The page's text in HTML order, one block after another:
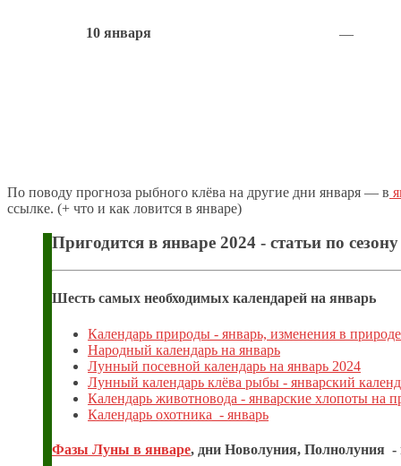
10 января —
По поводу прогноза рыбного клёва на другие дни января — в
ссылке. (+ что и как ловится в январе)
Пригодится в январе 2024 - статьи по сезону
Шесть самых необходимых календарей на январь
Календарь природы - январь, изменения в
Народный календарь на январь
Лунный посевной календарь на январь 2024
Лунный календарь клёва рыбы - январский
Календарь животновода - январские хлопоты на
Календарь охотника - январь
Фазы Луны в январе, дни Новолуния, Полнолуния -